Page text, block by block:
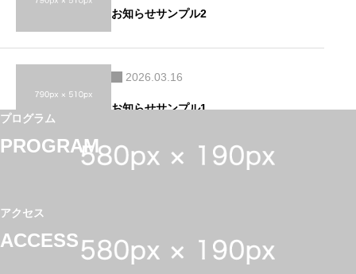
お知らせサンプル2
2026.03.16
お知らせサンプル1
プログラム
PROGRAM
アクセス
ACCESS